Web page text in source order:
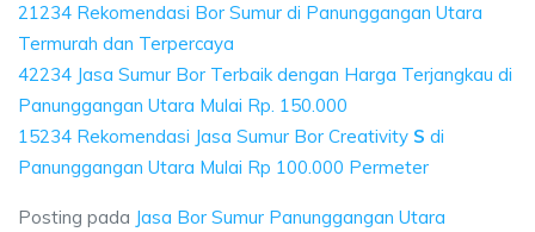
21234 Rekomendasi Bor Sumur di Panunggangan Utara
Termurah dan Terpercaya
42234 Jasa Sumur Bor Terbaik dengan Harga Terjangkau di
Panunggangan Utara Mulai Rp. 150.000
15234 Rekomendasi Jasa Sumur Bor Creativity S di
Panunggangan Utara Mulai Rp 100.000 Permeter
Posting pada Jasa Bor Sumur Panunggangan Utara